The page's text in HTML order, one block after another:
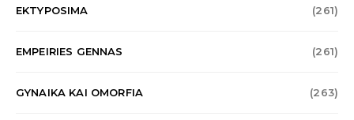
EKTYPOSIMA (261)
EMPEIRIES GENNAS (261)
GYNAIKA KAI OMORFIA (263)